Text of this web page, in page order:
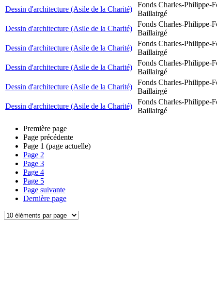
Dessin d'architecture (Asile de la Charité)
Fonds Charles-Philippe-
Baillairgé
Dessin d'architecture (Asile de la Charité)
Fonds Charles-Philippe-
Baillairgé
Dessin d'architecture (Asile de la Charité)
Fonds Charles-Philippe-
Baillairgé
Dessin d'architecture (Asile de la Charité)
Fonds Charles-Philippe-
Baillairgé
Dessin d'architecture (Asile de la Charité)
Fonds Charles-Philippe-
Baillairgé
Dessin d'architecture (Asile de la Charité)
Fonds Charles-Philippe-
Baillairgé
Première page
Page précédente
Page 1 (page actuelle)
Page 2
Page 3
Page 4
Page 5
Page suivante
Dernière page